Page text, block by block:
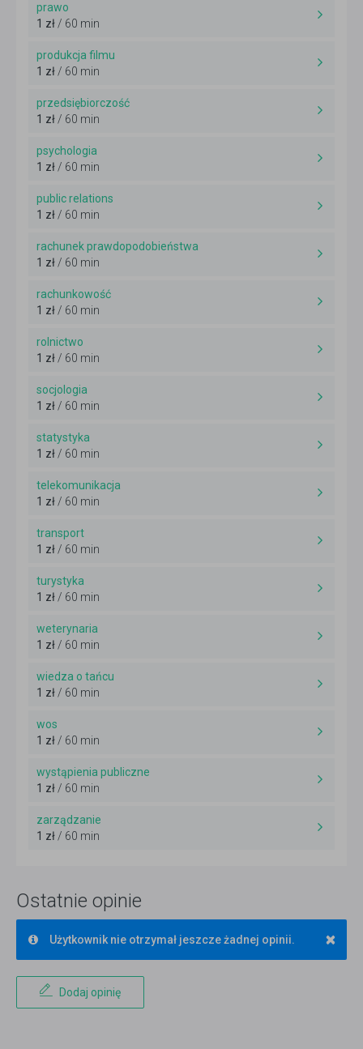
prawo
1 zł/ 60 min
produkcja filmu
1 zł/ 60 min
przedsiębiorczość
1 zł/ 60 min
psychologia
1 zł/ 60 min
public relations
1 zł/ 60 min
rachunek prawdopodobieństwa
1 zł/ 60 min
rachunkowość
1 zł/ 60 min
rolnictwo
1 zł/ 60 min
socjologia
1 zł/ 60 min
statystyka
1 zł/ 60 min
telekomunikacja
1 zł/ 60 min
transport
1 zł/ 60 min
turystyka
1 zł/ 60 min
weterynaria
1 zł/ 60 min
wiedza o tańcu
1 zł/ 60 min
wos
1 zł/ 60 min
wystąpienia publiczne
1 zł/ 60 min
zarządzanie
1 zł/ 60 min
Ostatnie opinie
×
Użytkownik nie otrzymał jeszcze żadnej opinii.
Dodaj opinię